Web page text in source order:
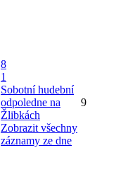
8
1
Sobotní hudební
odpoledne na
Žlibkách
Zobrazit všechny
záznamy ze dne
9